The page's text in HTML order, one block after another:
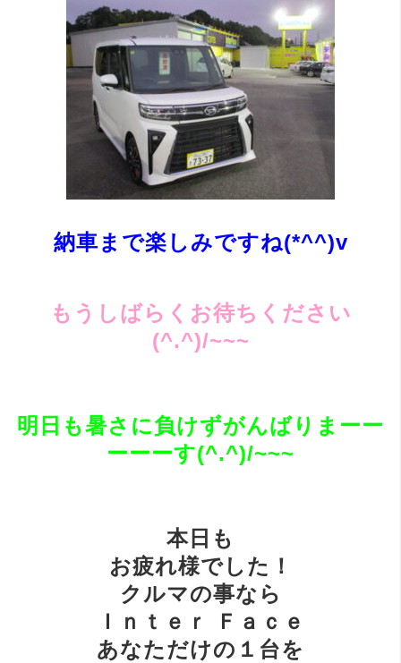
納車まで楽しみですね(*^^)v
もうしばらくお待ちください
(^.^)/~~~
明日も暑さに負けずがんばりまーー
ーーーす(^.^)/~~~
本日も
お疲れ様でした！
クルマの事なら
Ｉｎｔｅｒ Ｆａｃｅ
あなただけの１台を